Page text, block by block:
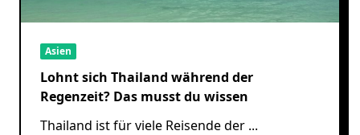
Asien
Lohnt sich Thailand während der
Regenzeit? Das musst du wissen
Thailand ist für viele Reisende der ...